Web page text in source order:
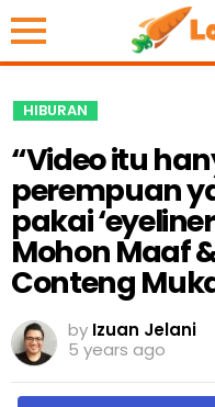
HIBURAN
“Video itu
perempuan
pakai
Mohon Maaf
Conteng
by Izuan Jelani
5 years ago